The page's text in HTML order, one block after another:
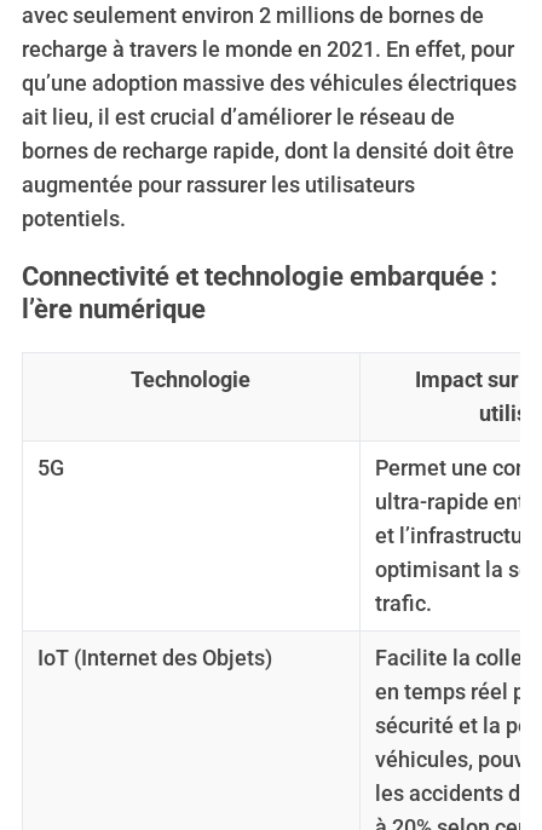
avec seulement environ 2 millions de bornes de
recharge à travers le monde en 2021. En effet, pour
qu’une adoption massive des véhicules électriques
ait lieu, il est crucial d’améliorer le réseau de
bornes de recharge rapide, dont la densité doit être
augmentée pour rassurer les utilisateurs
potentiels.
Connectivité et technologie embarquée :
l’ère numérique
Technologie
Impact sur
5G
Permet une
ultra-rapide
et
optimisant la
trafic.
IoT (Internet des Objets)
Facilite la
en temps réel
sécurité et la
véhicules,
les accidents de